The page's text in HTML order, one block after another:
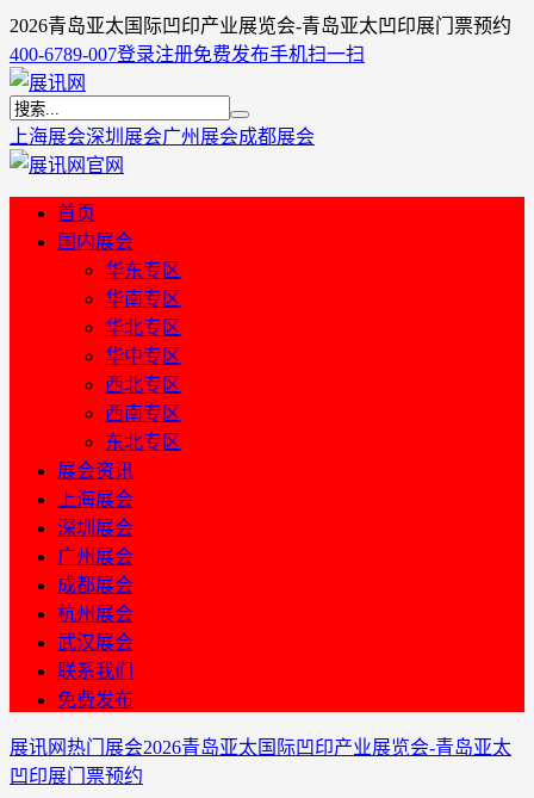
2026青岛亚太国际凹印产业展览会-青岛亚太凹印展门票预约
400-6789-007登录注册免费发布手机扫一扫
上海展会深圳展会广州展会成都展会
首页
国内展会
华东专区
华南专区
华北专区
华中专区
西北专区
西南专区
东北专区
展会资讯
上海展会
深圳展会
广州展会
成都展会
杭州展会
武汉展会
联系我们
免费发布
展讯网热门展会2026青岛亚太国际凹印产业展览会-青岛亚太
凹印展门票预约